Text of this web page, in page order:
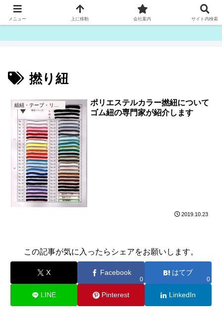
ゴム紐・平ゴム製造販売は津田産業直販部です
撚り紐
ポリエステルカラー撚紐について
ゴム紐の専門家が紹介します
2019.10.23
この記事が気に入ったらシェアをお願いします。
X Facebook
0
はてブ
0
LINE Pinterest LinkedIn
メニュー 上に移動 会社案内 サイト内検索